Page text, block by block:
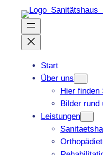
Inhalt
springen
Start
Über uns
Hier finden
Bilder rund
Leistungen